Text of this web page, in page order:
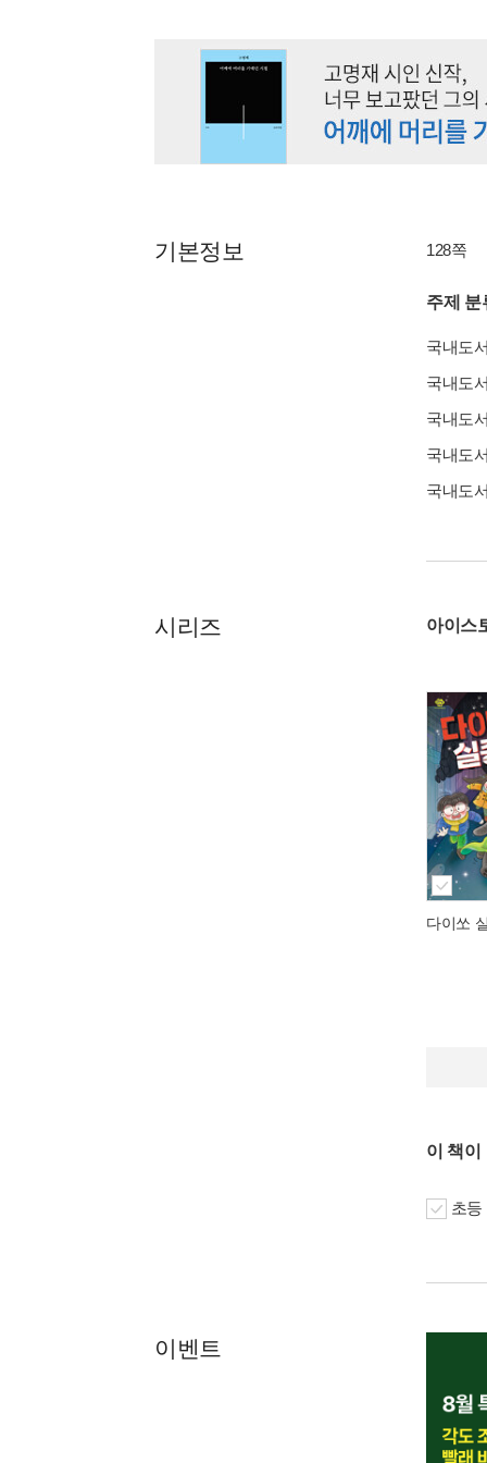
기본정보 128쪽
주제 분
국내도
국내도
국내도
국내도
국내도
시리즈 아이스
다이쏘
이 책이
초
이벤트